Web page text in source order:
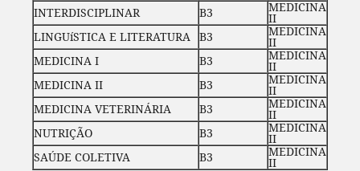
INTERDISCIPLINAR
B3 MEDICINA
II
LINGUíSTICA E LITERATURA B3 MEDICINA
II
MEDICINA I
B3 MEDICINA
II
MEDICINA II
B3 MEDICINA
II
MEDICINA VETERINÁRIA
B3 MEDICINA
II
NUTRIÇÃO
B3 MEDICINA
II
SAÚDE COLETIVA
B3 MEDICINA
II